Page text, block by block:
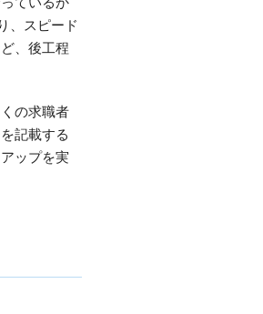
、スピード
、後工程
の求職者
記載する
ップを実